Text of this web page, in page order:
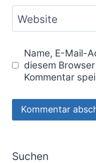
Website
Name, E-Mail-
diesem
Kommentar
Suchen